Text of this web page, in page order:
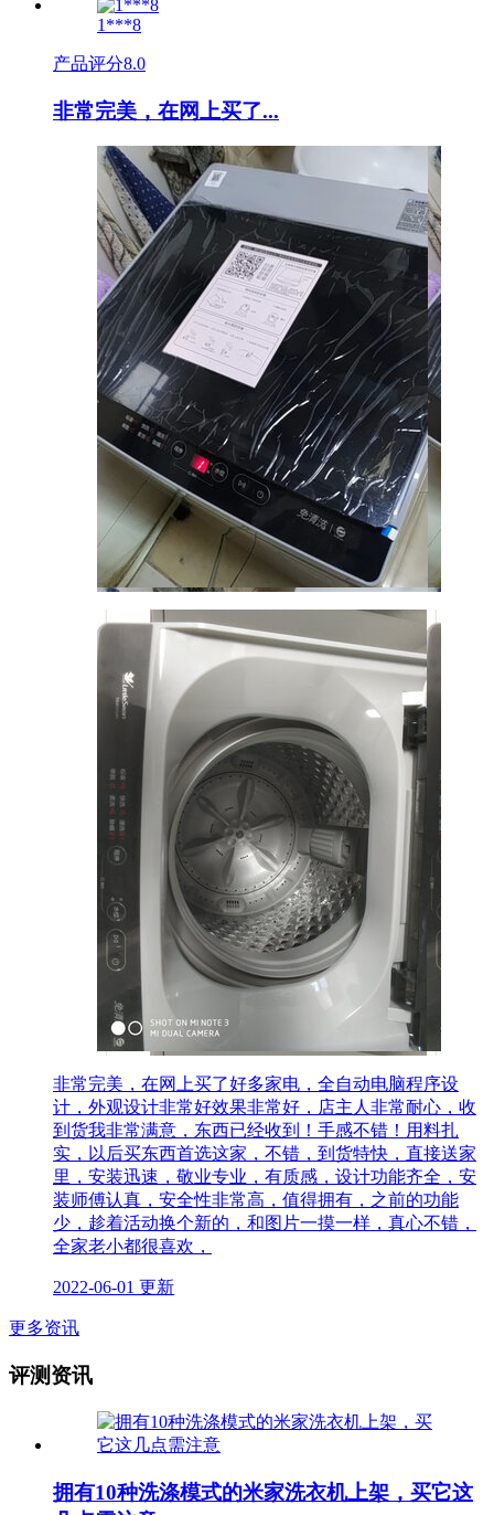
1***8
产品评分8.0
非常完美，在网上买了...
非常完美，在网上买了好多家电，全自动电脑程序设
计，外观设计非常好效果非常好，店主人非常耐心，收
到货我非常满意，东西已经收到！手感不错！用料扎
实，以后买东西首选这家，不错，到货特快，直接送家
里，安装迅速，敬业专业，有质感，设计功能齐全，安
装师傅认真，安全性非常高，值得拥有，之前的功能
少，趁着活动换个新的，和图片一摸一样，真心不错，
全家老小都很喜欢，
2022-06-01 更新
更多资讯
评测资讯
拥有10种洗涤模式的米家洗衣机上架，买它这